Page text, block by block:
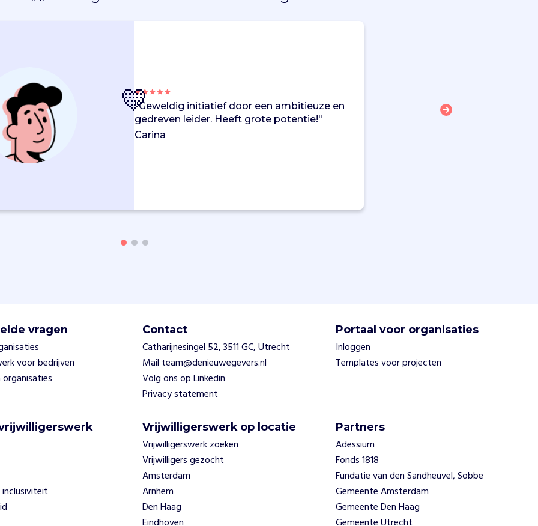
💛"Geweldig initiatief door een ambitieuze en
gedreven leider. Heeft grote potentie!"
Carina
vragen
voor bedrijven
Contact
Catharijnesingel 52, 3511 GC, Utrecht
Mail team@denieuwegevers.nl
Volg ons op Linkedin
Privacy statement
Portaal voor organisaties
Inloggen
Templates voor projecten
Vrijwilligerswerk op locatie
Vrijwilligerswerk zoeken
Vrijwilligers gezocht
Amsterdam
Arnhem
Den Haag
Partners
Adessium
Fonds 1818
Fundatie van den Sandheuvel, Sobbe
Gemeente Amsterdam
Gemeente Den Haag